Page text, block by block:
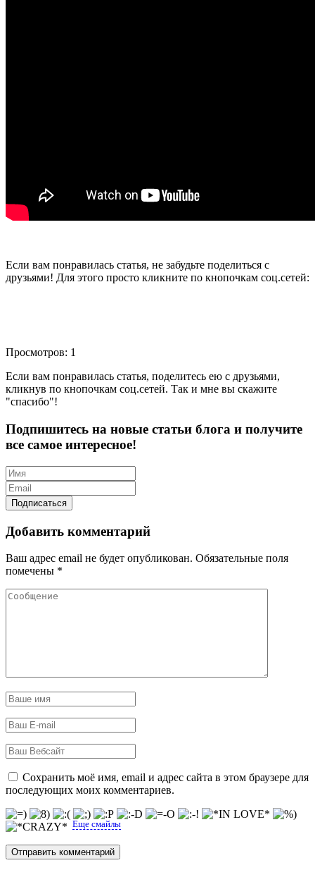
Если вам понравилась статья, не забудьте поделиться с
друзьями! Для этого просто кликните по кнопочкам соц.сетей:
Просмотров: 1
Если вам понравилась статья, поделитесь ею с друзьями,
кликнув по кнопочкам соц.сетей. Так и мне вы скажите
"спасибо"!
Подпишитесь на новые статьи блога и получите
все самое интересное!
Добавить комментарий
Ваш адрес email не будет опубликован. Обязательные поля
помечены *
Сохранить моё имя, email и адрес сайта в этом браузере для
последующих моих комментариев.
Еще смайлы